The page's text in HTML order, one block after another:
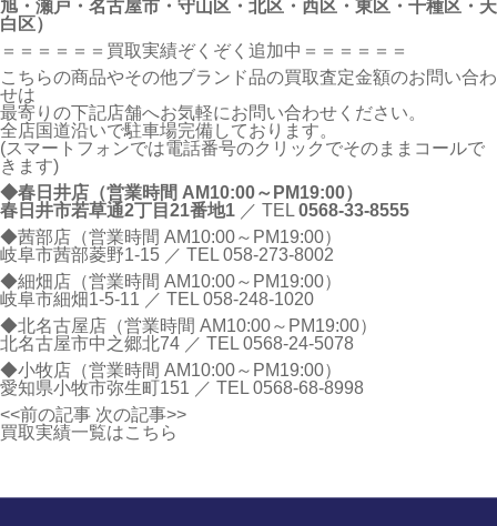
旭・瀬戸・名古屋市・守山区・北区・西区・東区・千種区・天
白区）
＝＝＝＝＝＝買取実績ぞくぞく追加中＝＝＝＝＝＝
こちらの商品やその他ブランド品の買取査定金額のお問い合わ
せは
最寄りの下記店舗へお気軽にお問い合わせください。
全店国道沿いで駐車場完備しております。
(スマートフォンでは電話番号のクリックでそのままコールで
きます)
◆春日井店（営業時間 AM10:00～PM19:00）
春日井市若草通2丁目21番地1 ／ TEL 0568-33-8555
◆茜部店（営業時間 AM10:00～PM19:00）
岐阜市茜部菱野1-15 ／ TEL 058-273-8002
◆細畑店（営業時間 AM10:00～PM19:00）
岐阜市細畑1-5-11 ／ TEL 058-248-1020
◆北名古屋店（営業時間 AM10:00～PM19:00）
北名古屋市中之郷北74 ／ TEL 0568-24-5078
◆小牧店（営業時間 AM10:00～PM19:00）
愛知県小牧市弥生町151 ／ TEL 0568-68-8998
<<前の記事 次の記事>>
買取実績一覧はこちら